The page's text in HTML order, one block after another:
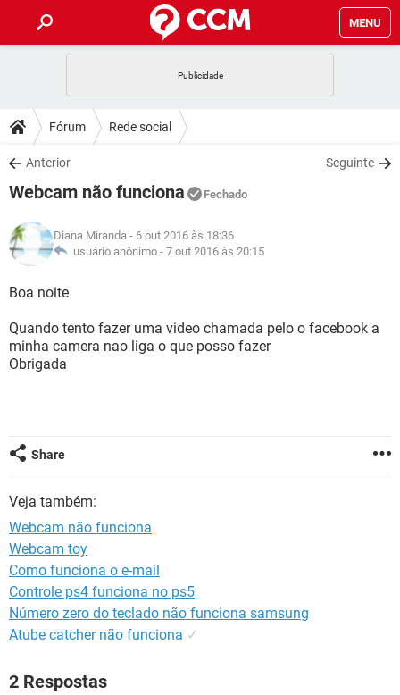
MENU
CELULAR
OUTLOOK
INSTAGRAM GMAIL
GUIA DE COMPRAS
DICAS
JOGOS
INSTAGRAM GMAIL
GUIA DE COMPRAS
DOWNLOADS
JOGOS WHATSAPP
CELULAR
OUTLOOK EXCEL
INSTAGRAM
JOGOS WHATSAPP
CELULAR
OUTLOOK
INSTAGRAM GMAIL
GUIA DE COMPRAS
GLOSSÁRIO
OUTLOOK EXCEL
INSTAGRAM
Fórum Rede social
Anterior Seguinte
Webcam não funciona Fechado
Diana Miranda - 6 out 2016 às 18:36
usuário anônimo - 7 out 2016 às 20:15
Boa noite
Quando tento fazer uma video chamada pelo o facebook a
minha camera nao liga o que posso fazer
Obrigada
Share
Veja também:
Webcam não funciona
Webcam toy
Como funciona o e-mail
Controle ps4 funciona no ps5
Número zero do teclado não funciona samsung
Atube catcher não funciona ✓
2 Respostas